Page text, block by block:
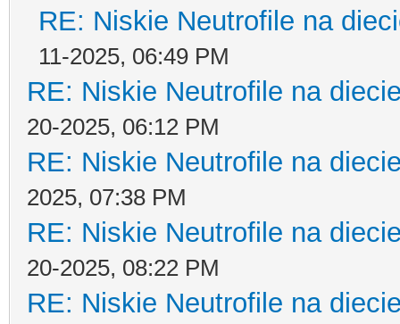
RE: Niskie Neutrofile na
11-2025, 06:49 PM
RE: Niskie Neutrofile na
20-2025, 06:12 PM
RE: Niskie Neutrofile na
2025, 07:38 PM
RE: Niskie Neutrofile na
20-2025, 08:22 PM
RE: Niskie Neutrofile na